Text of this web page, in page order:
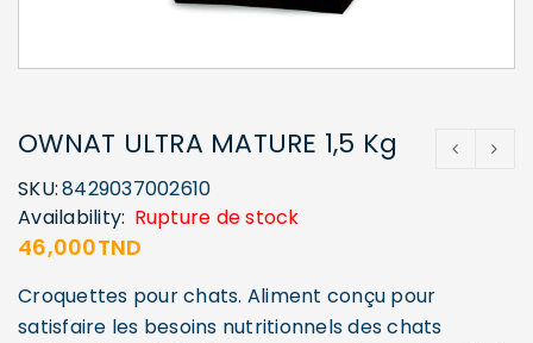
OWNAT ULTRA MATURE 1,5 Kg
SKU:8429037002610
Availability: Rupture de stock
46,000TND
Croquettes pour chats. Aliment conçu pour
satisfaire les besoins nutritionnels des chats